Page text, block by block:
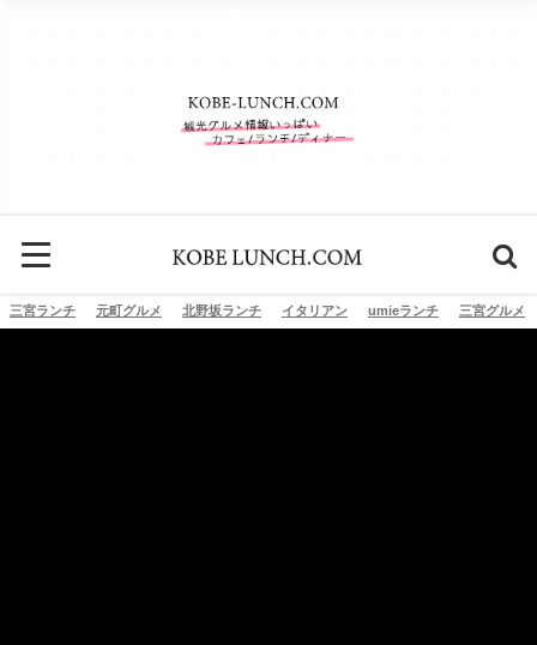
三宮ランチ 元町グルメ 北野坂ランチ イタリアン umieランチ 三宮グルメ